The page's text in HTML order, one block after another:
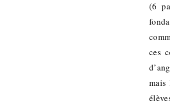
(6
ces
mais